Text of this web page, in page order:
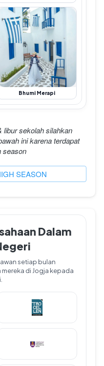
Bhumi Merapi
libur sekolah silahkan
ini karena terdapat
season
SEASON
Dalam
setiap bulan
di Jogja kepada